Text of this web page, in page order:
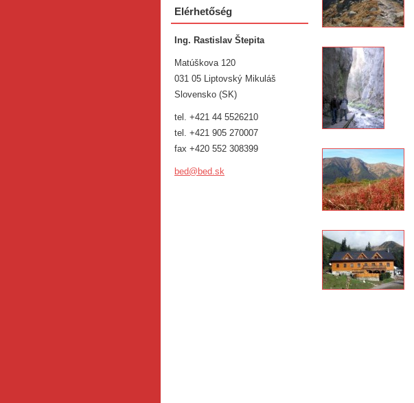
Elérhetőség
Ing. Rastislav Štepita
Matúškova 120
031 05 Liptovský Mikuláš
Slovensko (SK)
tel. +421 44 5526210
tel. +421 905 270007
fax +420 552 308399
bed@bed.sk